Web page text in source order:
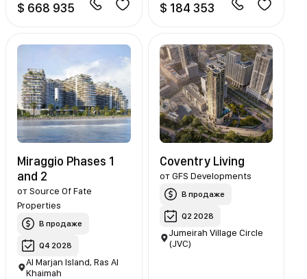
$ 668 935 $ 184 353
Miraggio Phases 1
and 2
отSource Of Fate
Properties
В продаже
Q4 2028
Al Marjan Island, Ras Al
Khaimah
Coventry Living
от GFS Developments
В продаже
Q2 2028
Jumeirah Village Circle
(JVC)